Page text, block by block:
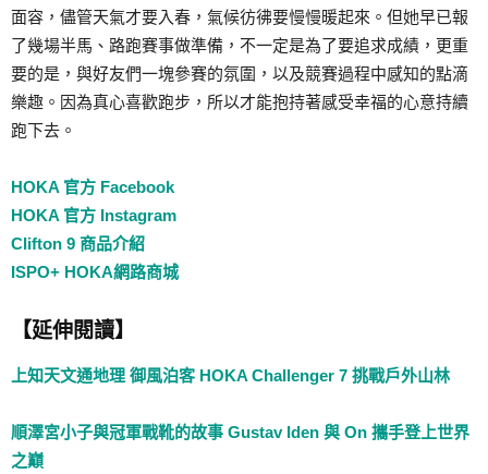
面容，儘管天氣才要入春，氣候彷彿要慢慢暖起來。但她早已報
了幾場半馬、路跑賽事做準備，不一定是為了要追求成績，更重
要的是，與好友們一塊參賽的氛圍，以及競賽過程中感知的點滴
樂趣。因為真心喜歡跑步，所以才能抱持著感受幸福的心意持續
跑下去。
HOKA 官方 Facebook
HOKA 官方 Instagram
Clifton 9 商品介紹
ISPO+ HOKA網路商城
【延伸閱讀】
上知天文通地理 御風泊客 HOKA Challenger 7 挑戰戶外山林
順澤宮小子與冠軍戰靴的故事 Gustav Iden 與 On 攜手登上世界
之巔